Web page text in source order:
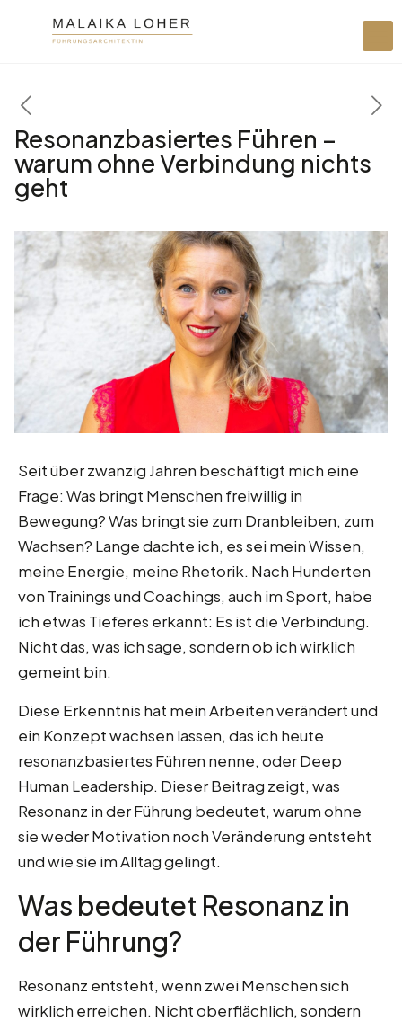
Resonanzbasiertes Führen –
warum ohne Verbindung nichts
geht
Seit über zwanzig Jahren beschäftigt mich eine
Frage: Was bringt Menschen freiwillig in
Bewegung? Was bringt sie zum Dranbleiben, zum
Wachsen? Lange dachte ich, es sei mein Wissen,
meine Energie, meine Rhetorik. Nach Hunderten
von Trainings und Coachings, auch im Sport, habe
ich etwas Tieferes erkannt: Es ist die Verbindung.
Nicht das, was ich sage, sondern ob ich wirklich
gemeint bin.
Diese Erkenntnis hat mein Arbeiten verändert und
ein Konzept wachsen lassen, das ich heute
resonanzbasiertes Führen nenne, oder Deep
Human Leadership. Dieser Beitrag zeigt, was
Resonanz in der Führung bedeutet, warum ohne
sie weder Motivation noch Veränderung entsteht
und wie sie im Alltag gelingt.
Was bedeutet Resonanz in
der Führung?
Resonanz entsteht, wenn zwei Menschen sich
wirklich erreichen. Nicht oberflächlich, sondern